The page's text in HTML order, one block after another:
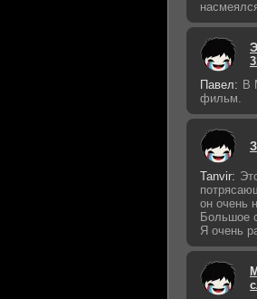
Павел: В
фильм.
Tanvir:
он очень
Большое
Я очень